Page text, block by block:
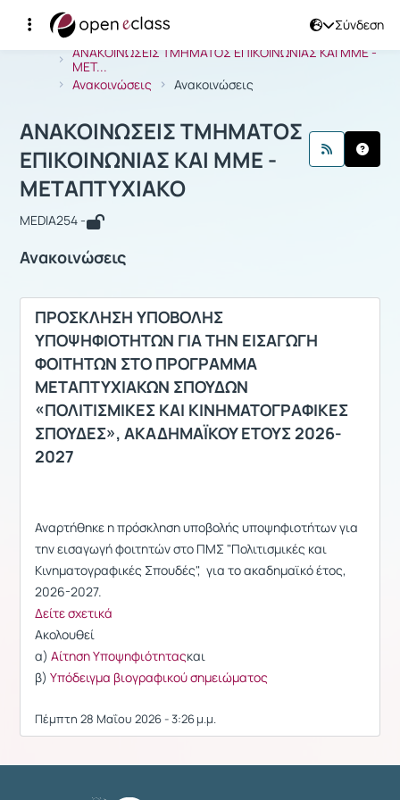
Σύνδεση
Αρχική Σελίδα
ΑΝΑΚΟΙΝΩΣΕΙΣ ΤΜΗΜΑΤΟΣ ΕΠΙΚΟΙΝΩΝΙΑΣ ΚΑΙ ΜΜΕ -
ΜΕΤ...
Ανακοινώσεις
Ανακοινώσεις
Μάθημα : ΑΝΑΚΟΙΝΩΣΕΙΣ
ΑΝΑΚΟΙΝΩΣΕΙΣ ΤΜΗΜΑΤΟΣ
ΕΠΙΚΟΙΝΩΝΙΑΣ ΚΑΙ ΜΜΕ -
ΜΕΤΑΠΤΥΧΙΑΚΟ
MEDIA254 -
Ανακοινώσεις
ΠΡΟΣΚΛΗΣΗ ΥΠΟΒΟΛΗΣ
ΥΠΟΨΗΦΙΟΤΗΤΩΝ ΓΙΑ ΤΗΝ ΕΙΣΑΓΩΓΗ
ΦΟΙΤΗΤΩΝ ΣΤΟ ΠΡΟΓΡΑΜΜΑ
ΜΕΤΑΠΤΥΧΙΑΚΩΝ ΣΠΟΥΔΩΝ
«ΠΟΛΙΤΙΣΜΙΚΕΣ ΚΑΙ ΚΙΝΗΜΑΤΟΓΡΑΦΙΚΕΣ
ΣΠΟΥΔΕΣ», ΑΚΑΔΗΜΑΪΚΟΥ ΕΤΟΥΣ 2026-
2027
Αναρτήθηκε η πρόσκληση υποβολής υποψηφιοτήτων για
την εισαγωγή φοιτητών στο ΠΜΣ "Πολιτισμικές και
Κινηματογραφικές Σπουδές", για το ακαδημαϊκό έτος,
2026-2027.
Δείτε σχετικά
Ακολουθεί
α) Αίτηση Υποψηφιότηταςκαι
β) Υπόδειγμα βιογραφικού σημειώματος
Πέμπτη 28 Μαΐου 2026 - 3:26 μ.μ.